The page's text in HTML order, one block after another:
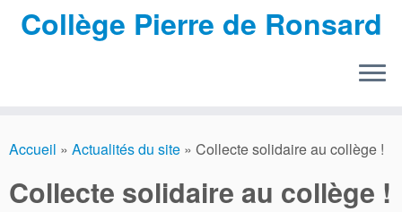
au
Collège Pierre de Ronsard
Accueil » Actualités du site » Collecte solidaire au collège !
Collecte solidaire au collège !